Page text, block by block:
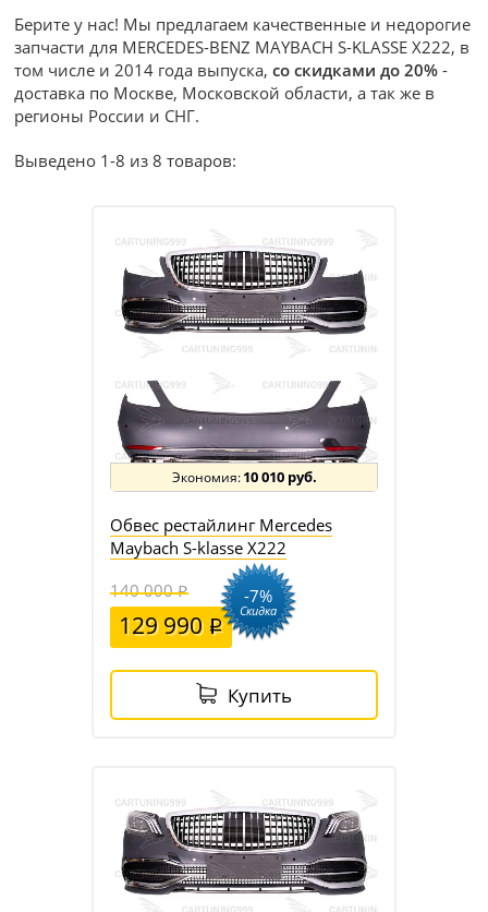
Берите у нас! Мы предлагаем качественные и недорогие
запчасти для MERCEDES-BENZ MAYBACH S-KLASSE X222, в
том числе и 2014 года выпуска,со скидками до 20% -
доставка по Москве, Московской области, а так же в
регионы России и СНГ.
Выведено 1-8 из 8 товаров:
10 010 руб.
Обвес рестайлинг Mercedes
Maybach S-klasse X222
140 000
129 990
-7%
Скидка
Купить